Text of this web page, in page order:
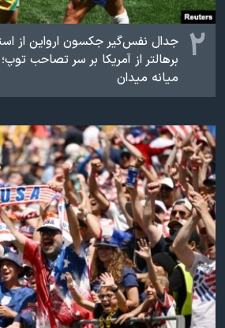
۲ جدال نفس‌گیر جکسون ارواین از
برهالتر از آمریکا بر سر تصاحب
میانه میدان